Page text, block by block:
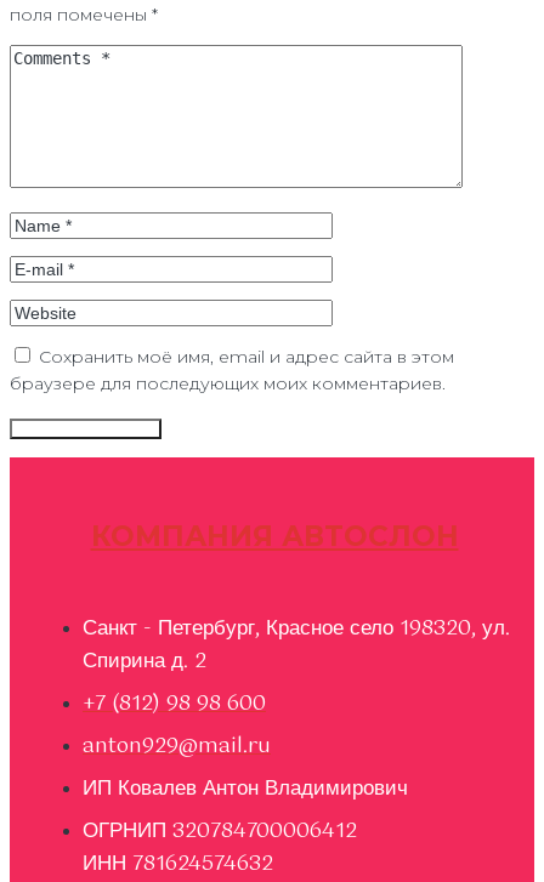
поля помечены *
Сохранить моё имя, email и адрес сайта в этом
браузере для последующих моих комментариев.
КОМПАНИЯ АВТОСЛОН
Санкт - Петербург, Красное село 198320, ул.
Спирина д. 2
+7 (812) 98 98 600
anton929@mail.ru
ИП Ковалев Антон Владимирович
ОГРНИП 320784700006412
ИНН 781624574632